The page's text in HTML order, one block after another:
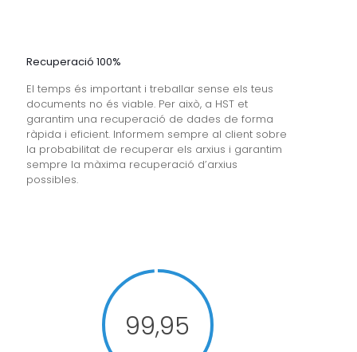
Recuperació 100%
El temps és important i treballar sense els teus
documents no és viable. Per això, a HST et
garantim una recuperació de dades de forma
ràpida i eficient. Informem sempre al client sobre
la probabilitat de recuperar els arxius i garantim
sempre la màxima recuperació d’arxius
possibles.
99,95